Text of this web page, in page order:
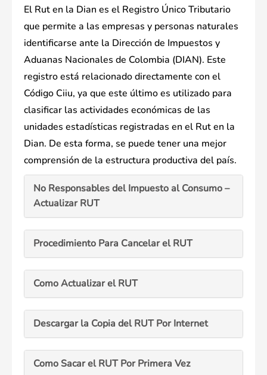
El Rut en la Dian es el Registro Único Tributario
que permite a las empresas y personas naturales
identificarse ante la Dirección de Impuestos y
Aduanas Nacionales de Colombia (DIAN). Este
registro está relacionado directamente con el
Código Ciiu, ya que este último es utilizado para
clasificar las actividades económicas de las
unidades estadísticas registradas en el Rut en la
Dian. De esta forma, se puede tener una mejor
comprensión de la estructura productiva del país.
No Responsables del Impuesto al Consumo –
Actualizar RUT
Procedimiento Para Cancelar el RUT
Como Actualizar el RUT
Descargar la Copia del RUT Por Internet
Como Sacar el RUT Por Primera Vez